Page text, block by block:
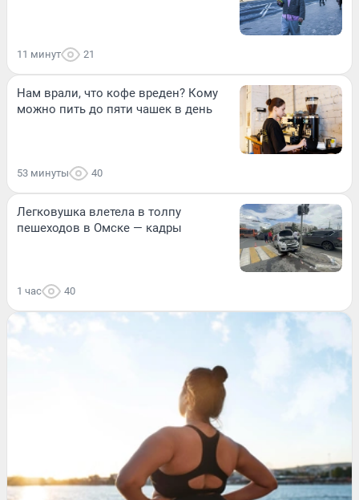
11 минут 21
Нам врали, что кофе вреден? Кому
можно пить до пяти чашек в день
53 минуты 40
Легковушка влетела в толпу
пешеходов в Омске — кадры
1 час 40